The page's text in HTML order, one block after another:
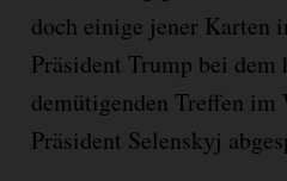
doch einige jener Karten
Präsident Trump bei dem
demütigenden Treffen im
Präsident Selenskyj